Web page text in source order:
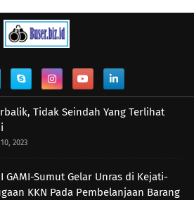
Tidak Seindah Yang Terlihat
2023
GAMI-Sumut Gelar Unras di Kejati-
KKN Pada Pembelanjaan Barang